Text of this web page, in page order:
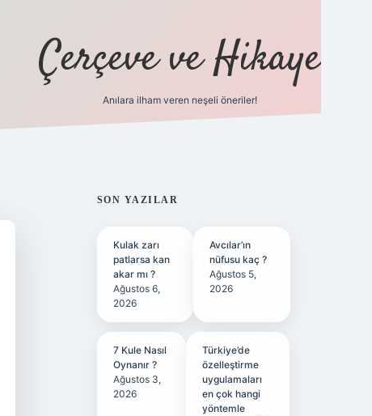
Çerçeve ve Hikaye
Anılara ilham veren neşeli öneriler!
SIDEBAR
SON YAZILAR
Kulak zarı
patlarsa kan
akar mı ?
Ağustos 6,
2026
Avcılar’ın
nüfusu kaç ?
Ağustos 5,
2026
7 Kule Nasıl
Oynanır ?
Ağustos 3,
2026
Türkiye’de
özelleştirme
uygulamaları
en çok hangi
yöntemle